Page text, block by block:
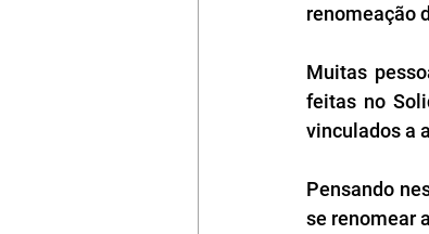
renomeação
Muitas
feitas no
vinculados a
Pensando
se renomear